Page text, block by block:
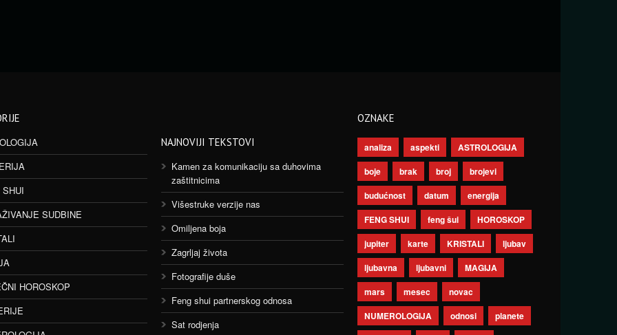
SUDBINE
HOROSKOP
NAJNOVIJI TEKSTOVI
Kamen za komunikaciju sa duhovima
zaštitnicima
Višestruke verzije nas
Omiljena boja
Zagrljaj života
Fotografije duše
Feng shui partnerskog odnosa
Sat rodjenja
OZNAKE
analiza aspekti
ASTROLOGIJA
boje
brak broj
brojevi
budućnost
datum
energija
FENG SHUI
feng šui
HOROSKOP
jupiter
karte KRISTALI
ljubav
ljubavna
ljubavni
MAGIJA
mars
mesec
novac
NUMEROLOGIJA
odnosi
planete